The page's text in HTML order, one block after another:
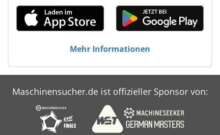
Mehr Informationen
Maschinensucher.de ist offizieller Sponsor von: